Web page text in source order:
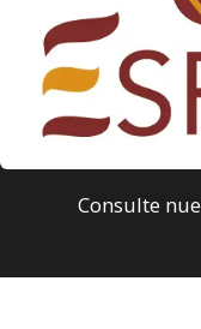
Consulte